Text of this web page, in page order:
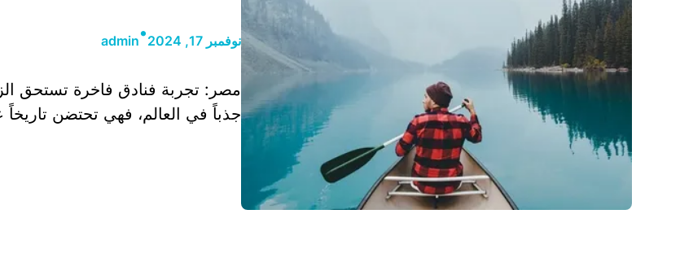
نوفمبر 17, 2024 •
admin
مصر: تجربة فنادق فاخرة تستحق
جذباً في العالم، فهي تحتضن تاريخاً